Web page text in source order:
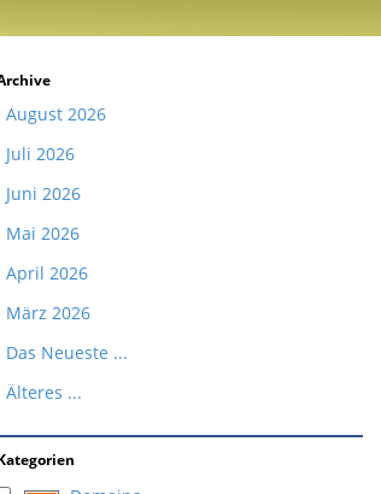
August 2026
Juli 2026
Juni 2026
Mai 2026
April 2026
März 2026
Das Neueste ...
Älteres ...